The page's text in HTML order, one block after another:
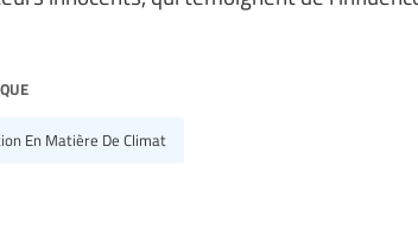
En Matière De Climat